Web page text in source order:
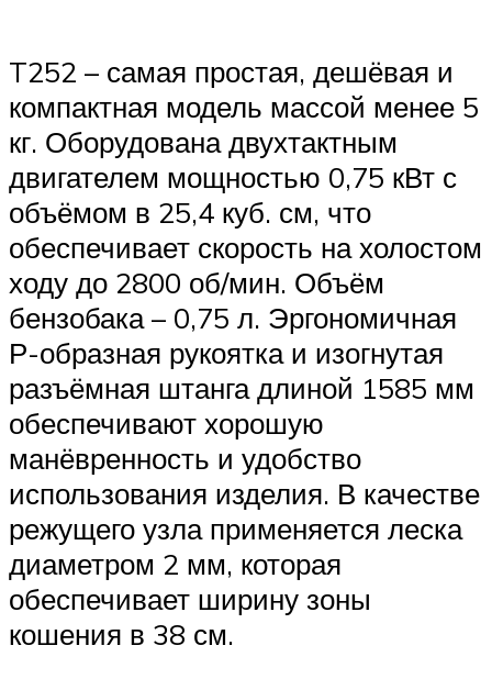
T252 – самая простая, дешёвая и
компактная модель массой менее 5
кг. Оборудована двухтактным
двигателем мощностью 0,75 кВт с
объёмом в 25,4 куб. см, что
обеспечивает скорость на холостом
ходу до 2800 об/мин. Объём
бензобака – 0,75 л. Эргономичная
Р-образная рукоятка и изогнутая
разъёмная штанга длиной 1585 мм
обеспечивают хорошую
манёвренность и удобство
использования изделия. В качестве
режущего узла применяется леска
диаметром 2 мм, которая
обеспечивает ширину зоны
кошения в 38 см.